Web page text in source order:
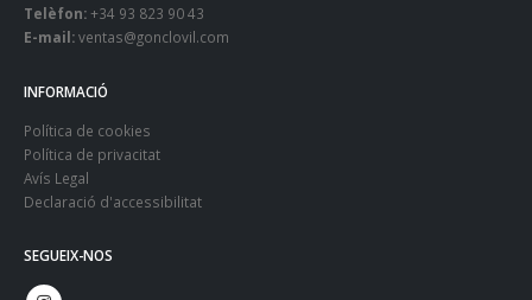
Telèfon:+34 93 823 90 43
E-mail:ventas@gonclovil.com
INFORMACIÓ
Política de cookies
Política de privacitat
Avís Legal
Declaració d'accessibilitat
SEGUEIX-NOS